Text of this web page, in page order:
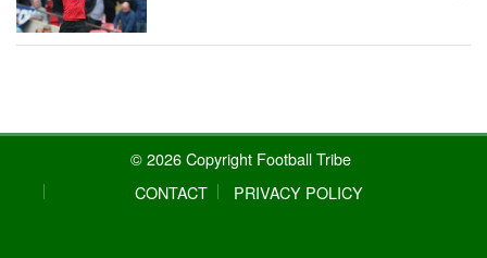
© 2026 Copyright Football Tribe
CONTACT
PRIVACY POLICY